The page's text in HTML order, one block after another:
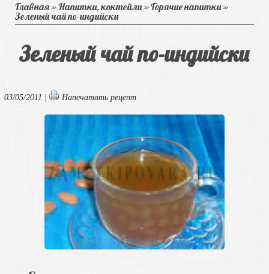
Главная»Напитки, коктейли»Горячие напитки»
Зеленый чай по-индийски
Зеленый чай по-индийски
03/05/2011 | Напечатать рецепт